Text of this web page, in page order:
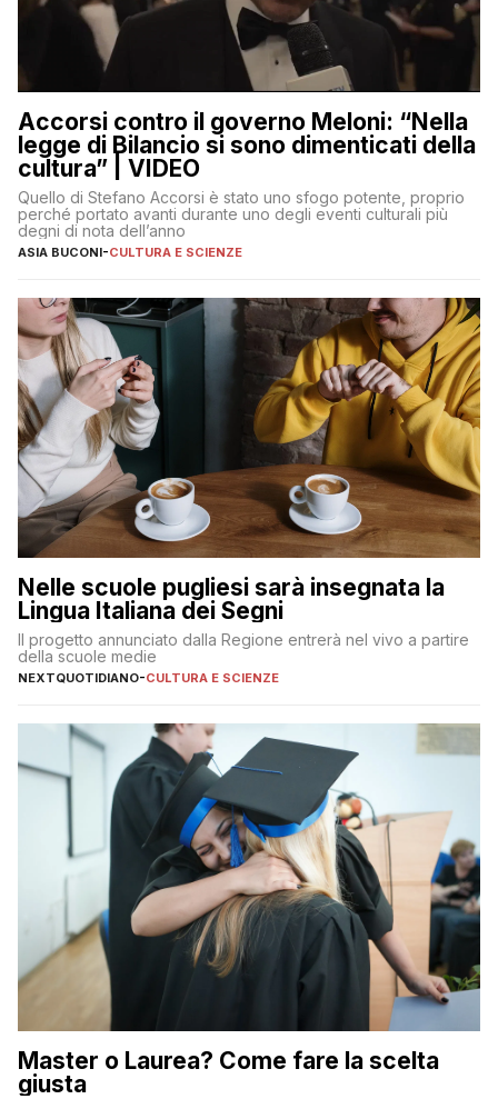
Accorsi contro il governo Meloni: “Nella
legge di Bilancio si sono dimenticati della
cultura” | VIDEO
Quello di Stefano Accorsi è stato uno sfogo potente, proprio
perché portato avanti durante uno degli eventi culturali più
degni di nota dell’anno
ASIA BUCONI-CULTURA E SCIENZE
Nelle scuole pugliesi sarà insegnata la
Lingua Italiana dei Segni
Il progetto annunciato dalla Regione entrerà nel vivo a partire
della scuole medie
NEXTQUOTIDIANO-CULTURA E SCIENZE
Master o Laurea? Come fare la scelta
giusta